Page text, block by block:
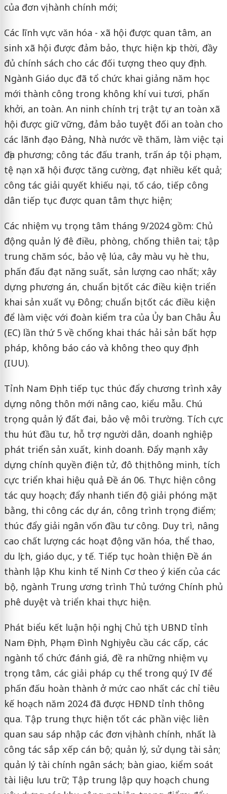
của đơn vị hành chính mới;
Các lĩnh vực văn hóa - xã hội được quan tâm, an
sinh xã hội được đảm bảo, thực hiện kịp thời, đầy
đủ chính sách cho các đối tượng theo quy định.
Ngành Giáo dục đã tổ chức khai giảng năm học
mới thành công trong không khí vui tươi, phấn
khởi, an toàn. An ninh chính trị, trật tự an toàn xã
hội được giữ vững, đảm bảo tuyệt đối an toàn cho
các lãnh đạo Đảng, Nhà nước về thăm, làm việc tại
địa phương; công tác đấu tranh, trấn áp tội phạm,
tệ nạn xã hội được tăng cường, đạt nhiều kết quả;
công tác giải quyết khiếu nại, tố cáo, tiếp công
dân tiếp tục được quan tâm thực hiện;
Các nhiệm vụ trọng tâm tháng 9/2024 gồm: Chủ
động quản lý đê điều, phòng, chống thiên tai; tập
trung chăm sóc, bảo vệ lúa, cây màu vụ hè thu,
phấn đấu đạt năng suất, sản lượng cao nhất; xây
dựng phương án, chuẩn bị tốt các điều kiện triển
khai sản xuất vụ Đông; chuẩn bị tốt các điều kiện
để làm việc với đoàn kiểm tra của Ủy ban Châu Âu
(EC) lần thứ 5 về chống khai thác hải sản bất hợp
pháp, không báo cáo và không theo quy định
(IUU).
Tỉnh Nam Định tiếp tục thúc đẩy chương trình xây
dựng nông thôn mới nâng cao, kiểu mẫu. Chú
trọng quản lý đất đai, bảo vệ môi trường. Tích cực
thu hút đầu tư, hỗ trợ người dân, doanh nghiệp
phát triển sản xuất, kinh doanh. Đẩy mạnh xây
dựng chính quyền điện tử, đô thị thông minh, tích
cực triển khai hiệu quả Đề án 06. Thực hiện công
tác quy hoạch; đẩy nhanh tiến độ giải phóng mặt
bằng, thi công các dự án, công trình trọng điểm;
thúc đẩy giải ngân vốn đầu tư công. Duy trì, nâng
cao chất lượng các hoạt động văn hóa, thể thao,
du lịch, giáo dục, y tế. Tiếp tục hoàn thiện Đề án
thành lập Khu kinh tế Ninh Cơ theo ý kiến của các
bộ, ngành Trung ương trình Thủ tướng Chính phủ
phê duyệt và triển khai thực hiện.
Phát biểu kết luận hội nghị, Chủ tịch UBND tỉnh
Nam Định, Phạm Đình Nghị yêu cầu các cấp, các
ngành tổ chức đánh giá, đề ra những nhiệm vụ
trọng tâm, các giải pháp cụ thể trong quý IV để
phấn đấu hoàn thành ở mức cao nhất các chỉ tiêu
kế hoạch năm 2024 đã được HĐND tỉnh thông
qua. Tập trung thực hiện tốt các phần việc liên
quan sau sáp nhập các đơn vị hành chính, nhất là
công tác sắp xếp cán bộ; quản lý, sử dụng tài sản;
quản lý tài chính ngân sách; bàn giao, kiểm soát
tài liệu lưu trữ; Tập trung lập quy hoạch chung